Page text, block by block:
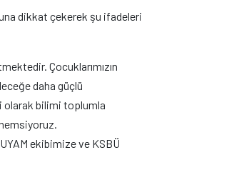
dikkat çekerek şu ifadeleri
Çocuklarımızın
daha güçlü
olarak bilimi toplumla
ekibimize ve KSBÜ